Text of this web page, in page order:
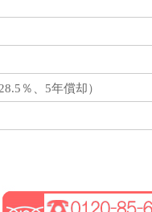
％、5年償却）